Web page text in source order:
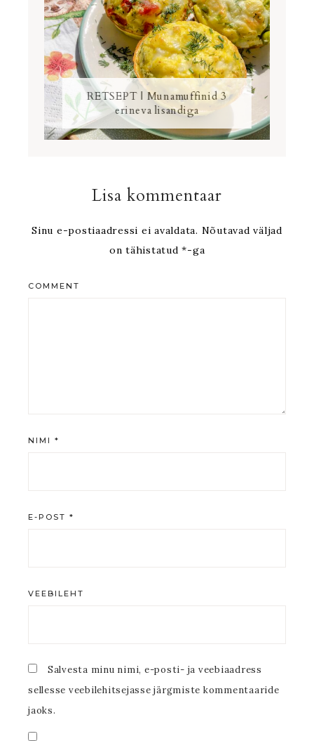
RETSEPT | Munamuffinid 3
erineva lisandiga
Lisa kommentaar
Sinu e-postiaadressi ei avaldata. Nõutavad väljad
on tähistatud*-ga
COMMENT
NIMI *
E-POST *
VEEBILEHT
Salvesta minu nimi, e-posti- ja veebiaadress
sellesse veebilehitsejasse järgmiste kommentaaride
jaoks.